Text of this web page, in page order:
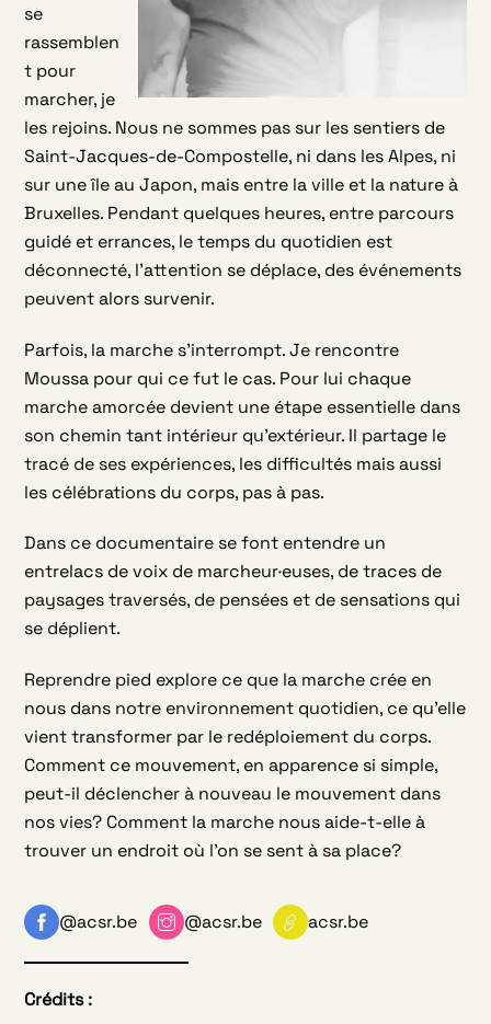
se
rassemblen
t pour
marcher, je
les rejoins. Nous ne sommes pas sur les sentiers de
Saint-Jacques-de-Compostelle, ni dans les Alpes, ni
sur une île au Japon, mais entre la ville et la nature à
Bruxelles. Pendant quelques heures, entre parcours
guidé et errances, le temps du quotidien est
déconnecté, l’attention se déplace, des événements
peuvent alors survenir.
Parfois, la marche s’interrompt. Je rencontre
Moussa pour qui ce fut le cas. Pour lui chaque
marche amorcée devient une étape essentielle dans
son chemin tant intérieur qu’extérieur. Il partage le
tracé de ses expériences, les difficultés mais aussi
les célébrations du corps, pas à pas.
Dans ce documentaire se font entendre un
entrelacs de voix de marcheur·euses, de traces de
paysages traversés, de pensées et de sensations qui
se déplient.
Reprendre pied explore ce que la marche crée en
nous dans notre environnement quotidien, ce qu’elle
vient transformer par le redéploiement du corps.
Comment ce mouvement, en apparence si simple,
peut-il déclencher à nouveau le mouvement dans
nos vies? Comment la marche nous aide-t-elle à
trouver un endroit où l’on se sent à sa place?
@acsr.be @acsr.be acsr.be
Crédits :